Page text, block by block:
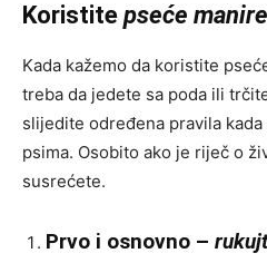
Koristite pseće manire
Kada kažemo da koristite
treba da jedete sa poda ili
slijedite određena pravila
psima. Osobito ako je riječ o
susrećete.
Prvo i osnovno –